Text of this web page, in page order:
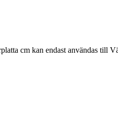
cm kan endast användas till